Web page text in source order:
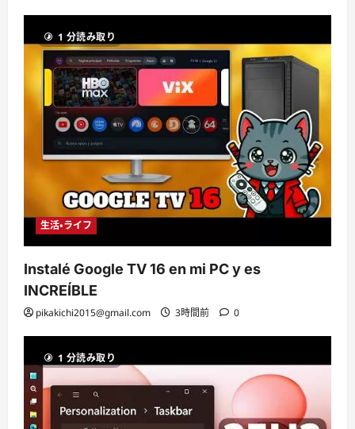
1 分読み取り
生活・ライフ
Instalé Google TV 16 en mi PC y es
INCREÍBLE
pikakichi2015@gmail.com 3時間前 0
1 分読み取り